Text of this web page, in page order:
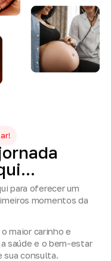
para oferecer um
momentos da
maior carinho e
saúde e o bem-estar
sua consulta.